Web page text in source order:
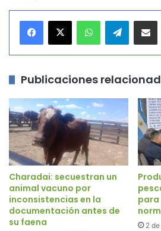
Telegram
Publicaciones
Charadai: secuestran un
animal vacuno por
inconsistencias en la
documentación antes de
su faena
para
2